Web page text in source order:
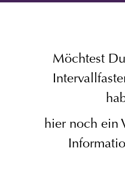
Möchtest
hier noch ein